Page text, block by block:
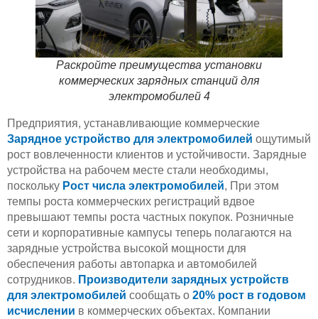
Раскройте преимущества установки
коммерческих зарядных станций для
электромобилей 4
Предприятия, устанавливающие коммерческие
Зарядное устройство для электромобилей ощутимый
рост вовлеченности клиентов и устойчивости. Зарядные
устройства на рабочем месте стали необходимы,
поскольку Рост числа электромобилей, При этом
темпы роста коммерческих регистраций вдвое
превышают темпы роста частных покупок. Розничные
сети и корпоративные кампусы теперь полагаются на
зарядные устройства высокой мощности для
обеспечения работы автопарка и автомобилей
сотрудников. Производители зарядных устройств
для электромобилей сообщать о 20% рост в годовом
исчислении в коммерческих объектах. Компании